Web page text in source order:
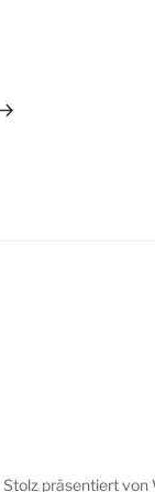
Stolz präsentiert von